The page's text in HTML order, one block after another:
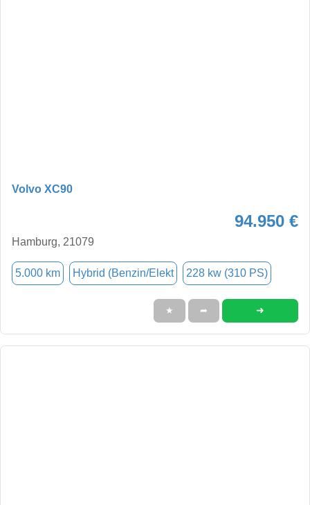
Volvo XC90
94.950 €
Hamburg, 21079
5.000 km Hybrid (Benzin/Elekt 228 kw (310 PS)
★ ➦ ➜